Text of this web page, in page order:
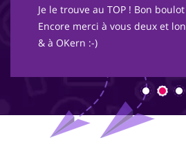
Je le trouve au TOP ! Bon boulot
Encore merci à vous deux et
& à OKern :-)